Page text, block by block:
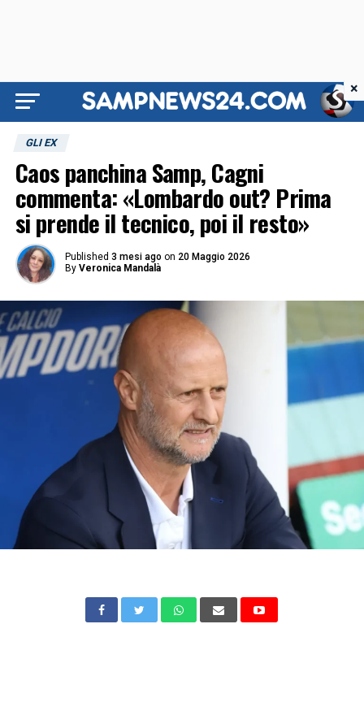
GLI EX
Caos panchina Samp, Cagni
commenta: «Lombardo out? Prima
si prende il tecnico, poi il resto»
Published 3 mesi ago on 20 Maggio 2026
By Veronica Mandalà
×